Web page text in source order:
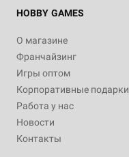
HOBBY GAMES
О магазине
Франчайзинг
Игры оптом
Корпоративные подарки
Работа у нас
Новости
Контакты